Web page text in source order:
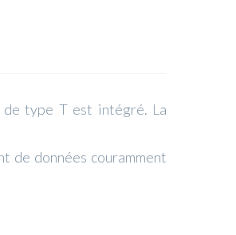
type T est intégré. La
de données couramment